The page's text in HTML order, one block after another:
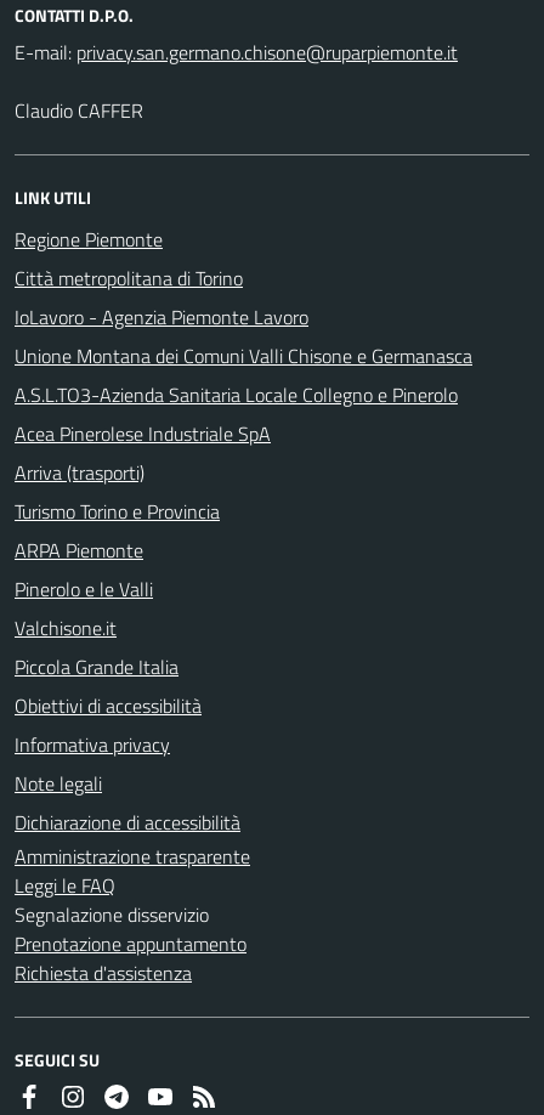
CONTATTI D.P.O.
E-mail:
Claudio CAFFER
LINK UTILI
Regione Piemonte
Città metropolitana di Torino
IoLavoro - Agenzia Piemonte Lavoro
Unione Montana dei Comuni Valli Chisone e Germanasca
A.S.L.TO3-Azienda Sanitaria Locale Collegno e Pinerolo
Acea Pinerolese Industriale SpA
Arriva (trasporti)
Turismo Torino e Provincia
ARPA Piemonte
Pinerolo e le Valli
Valchisone.it
Piccola Grande Italia
Obiettivi di accessibilità
Informativa privacy
Note legali
Dichiarazione di accessibilità
Amministrazione trasparente
Leggi le FAQ
Segnalazione disservizio
Prenotazione appuntamento
Richiesta d'assistenza
SEGUICI SU